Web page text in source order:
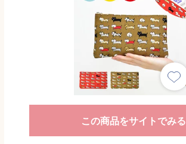
この商品をサイトでみる